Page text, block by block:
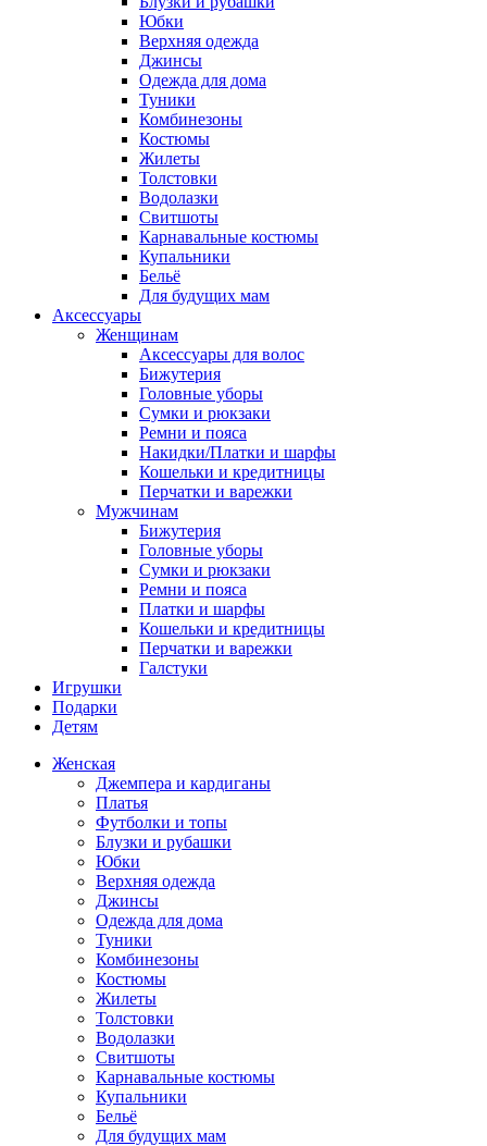
Юбки
Верхняя одежда
Джинсы
Одежда для дома
Туники
Комбинезоны
Костюмы
Жилеты
Толстовки
Водолазки
Свитшоты
Карнавальные костюмы
Купальники
Бельё
Для будущих мам
Аксессуары
Женщинам
Аксессуары для волос
Бижутерия
Головные уборы
Сумки и рюкзаки
Ремни и пояса
Накидки/Платки и шарфы
Кошельки и кредитницы
Перчатки и варежки
Мужчинам
Бижутерия
Головные уборы
Сумки и рюкзаки
Ремни и пояса
Платки и шарфы
Кошельки и кредитницы
Перчатки и варежки
Галстуки
Игрушки
Подарки
Детям
Женская
Джемпера и кардиганы
Платья
Футболки и топы
Блузки и рубашки
Юбки
Верхняя одежда
Джинсы
Одежда для дома
Туники
Комбинезоны
Костюмы
Жилеты
Толстовки
Водолазки
Свитшоты
Карнавальные костюмы
Купальники
Бельё
Для будущих мам